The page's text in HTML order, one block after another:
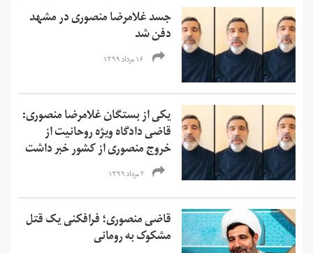
جسد غلامرضا منصوری در مشهد
دفن شد
۱۶ مرداد ۱۳۹۹
یکی از بستگان غلامرضا منصوری:
قاضی دادگاه ویژه روحانیت از
خروج منصوری از کشور خبر داشت
۲ مرداد ۱۳۹۹
قاضی منصوری؛ فرافکنی یک قتل
مشکوک به رومانی